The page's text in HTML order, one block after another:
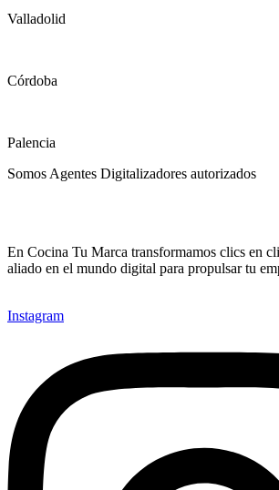
Valladolid
Córdoba
Palencia
Somos Agentes Digitalizadores autorizados
En Cocina Tu Marca transformamos clics en
aliado en el mundo digital para propulsar tu
Instagram